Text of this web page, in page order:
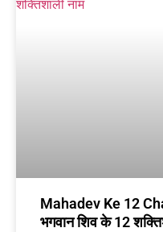
Mahadev Ke 12
भगवान शिव के 12